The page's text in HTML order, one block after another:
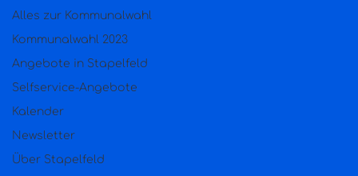
Alles zur Kommunalwahl
Kommunalwahl 2023
Angebote in Stapelfeld
Selfservice-Angebote
Kalender
Newsletter
Über Stapelfeld